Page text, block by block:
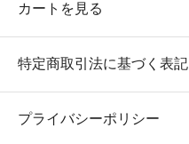
カートを見る
特定商取引法に基づく表記
プライバシーポリシー